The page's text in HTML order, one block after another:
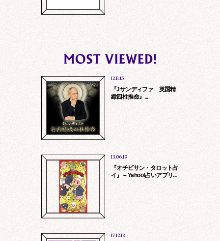
保護方針 特定商取引に基
法令に基づく場合、法的手続に基づき提
供を求められた場合
12.11.15
『Jサンディファ 英国精
緻四柱推命』...
13.06.19
『オチビサン・タロット占
イ』 – Yahoo!占いアプリ...
17.12.13